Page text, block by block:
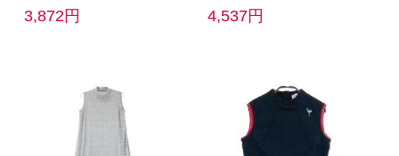
3,872円 4,537円